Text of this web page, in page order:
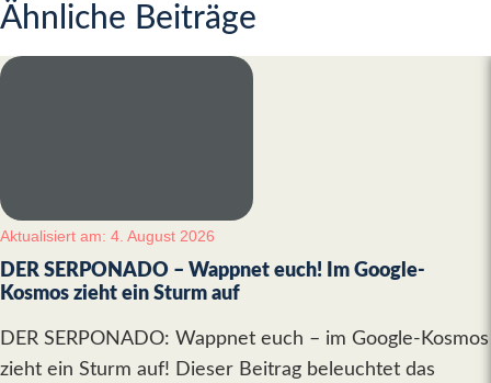
Ähnliche Beiträge
Aktualisiert am: 4. August 2026
DER SERPONADO – Wappnet euch! Im Google-
Kosmos zieht ein Sturm auf
DER SERPONADO: Wappnet euch – im Google-Kosmos
zieht ein Sturm auf! Dieser Beitrag beleuchtet das